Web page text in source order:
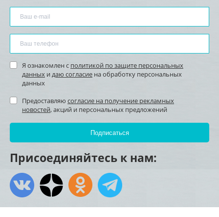
Я ознакомлен с политикой по защите персональных
данных и даю согласие на обработку персональных
данных
Предоставляю согласие на получение рекламных
новостей, акций и персональных предложений
Присоединяйтесь к нам: